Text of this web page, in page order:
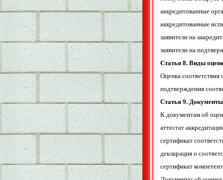
аккредитованные
аккредитованные
заявители на
заявители на
Статья 8. Виды
Оценка соответствия
подтверждения
Статья 9. Документы
К документам об
аттестат
сертификат
декларация о
сертификат